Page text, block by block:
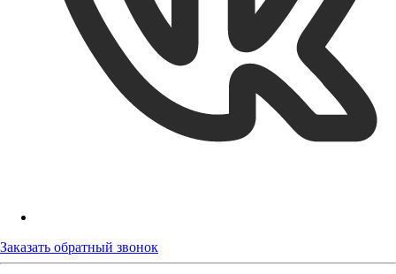
Заказать обратный звонок